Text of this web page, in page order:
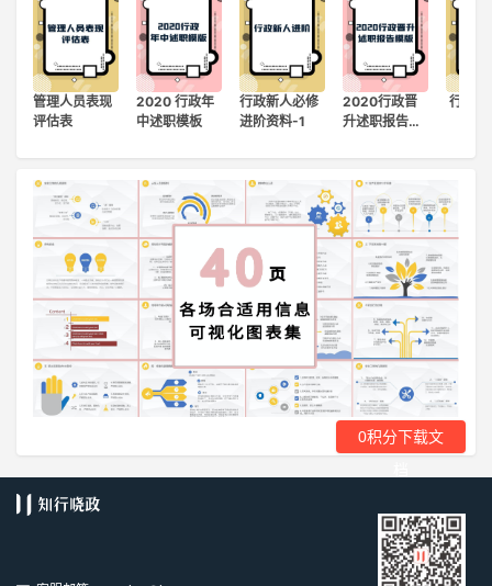
登录
注册
0积分下载文
管理人员表现
评估表
2020 行政年
中述职模板
行政新人必修
进阶资料-1
2020行政晋
升述职报告…
行政简